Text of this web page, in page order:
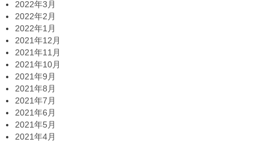
2022年3月
2022年2月
2022年1月
2021年12月
2021年11月
2021年10月
2021年9月
2021年8月
2021年7月
2021年6月
2021年5月
2021年4月